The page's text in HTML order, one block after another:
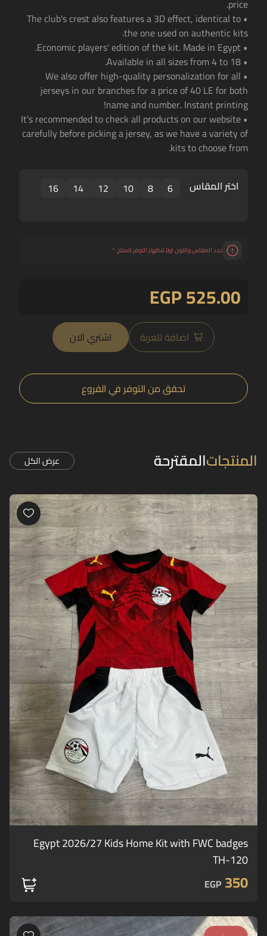
price.
• The club's crest also features a 3D effect, identical to
the one used on authentic kits.
• Economic players' edition of the kit. Made in Egypt.
• Available in all sizes from 4 to 18.
• We also offer high-quality personalization for all
jerseys in our branches for a price of 40 LE for both
name and number. Instant printing!
• It’s recommended to check all products on our website
carefully before picking a jersey, as we have a variety of
kits to choose from.
اختر المقاس 6
8
10
12
14
16
حدد المقاس واللون اولاً لاظهار التوفر للمنتج.*
EGP 525.00
اضافة للعربة اشتري الان
تحقق من التوفر في الفروع
المنتجاتالمقترحة عرض الكل
Egypt 2026/27 Kids Home Kit with FWC badges
TH-120
350
EGP